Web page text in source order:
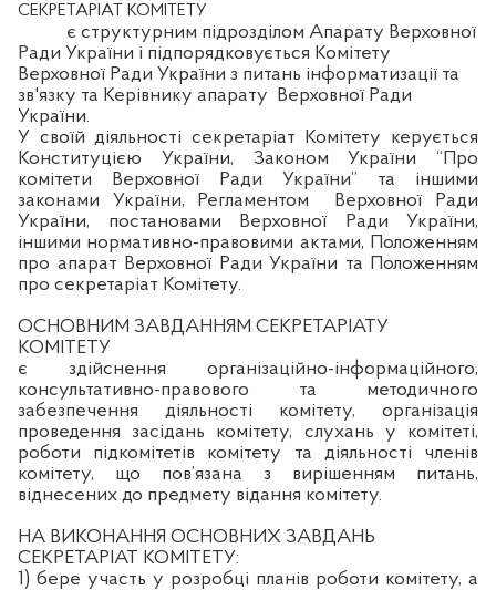
СЕКРЕТАРІАТ КОМІТЕТУ
є структурним підрозділом Апарату Верховної
Ради України і підпорядковується Комітету
Верховної Ради України з питань інформатизації та
зв'язку та Керівнику апарату
Верховної Ради
України.
У своїй діяльності секретаріат Комітету керується
Конституцією України, Законом України “Про
комітети Верховної Ради України” та іншими
законами України, Регламентом
Верховної Ради
України, постановами Верховної Ради України,
іншими нормативно-правовими актами, Положенням
про апарат Верховної Ради України та Положенням
про секретаріат Комітету.
ОСНОВНИМ ЗАВДАННЯМ СЕКРЕТАРІАТУ
КОМІТЕТУ
є здійснення організаційно-інформаційного,
консультативно-правового та методичного
забезпечення діяльності комітету, організація
проведення засідань комітету, слухань у комітеті,
роботи підкомітетів комітету та діяльності членів
комітету, що пов’язана з вирішенням питань,
віднесених до предмету відання комітету.
НА ВИКОНАННЯ ОСНОВНИХ ЗАВДАНЬ
СЕКРЕТАРІАТ КОМІТЕТУ:
1) бере участь у розробці планів роботи комітету, а